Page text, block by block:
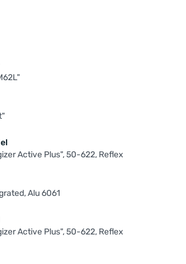
Active Plus", 50-622, Reflex
Alu 6061
Active Plus", 50-622, Reflex